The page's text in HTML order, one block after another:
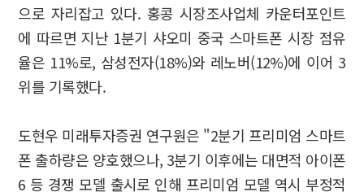
으로 자리잡고 있다. 홍콩 시장조사업체 카운터포인트
에 따르면 지난 1분기 샤오미 중국 스마트폰 시장 점유
율은 11%로, 삼성전자(18%)와 레노버(12%)에 이어 3
위를 기록했다.
도현우 미래투자증권 연구원은 "2분기 프리미엄 스마트
폰 출하량은 양호했으나, 3분기 이후에는 대면적 아이폰
6 등 경쟁 모델 출시로 인해 프리미엄 모델 역시 부정적